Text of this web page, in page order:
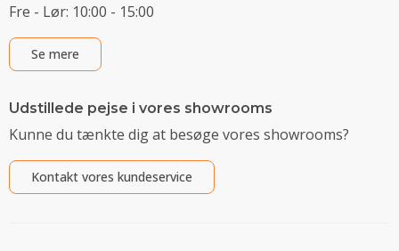
Fre - Lør: 10:00 - 15:00
Se mere
Udstillede pejse i vores showrooms
Kunne du tænkte dig at besøge vores showrooms?
Kontakt vores kundeservice